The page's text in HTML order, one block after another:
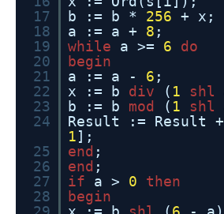
17
b := b * 256 + x;
18
a := a + 8 ;
19
while a >= 6
do
20
begin
21
a := a - 6 ;
22
x := b div ( 1 shl
23
b := b mod ( 1 shl
24
Result := Result +
1];
25
end ;
26
end ;
27
if a > 0
then
28
begin